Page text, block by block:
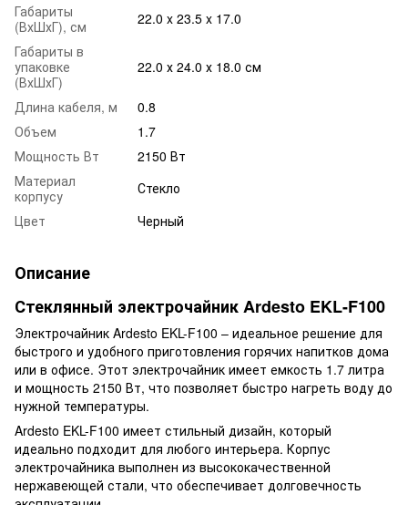
Габариты
(ВхШхГ), см
22.0 x 23.5 x 17.0
Габариты в
упаковке
(ВхШхГ)
22.0 х 24.0 х 18.0 см
Длина кабеля, м
0.8
Объем
1.7
Мощность Вт
2150 Вт
Материал
корпусу
Стекло
Цвет
Черный
Описание
Стеклянный электрочайник Ardesto EKL-F100
Электрочайник Ardesto EKL-F100 – идеальное решение для
быстрого и удобного приготовления горячих напитков дома
или в офисе. Этот электрочайник имеет емкость 1.7 литра
и мощность 2150 Вт, что позволяет быстро нагреть воду до
нужной температуры.
Ardesto EKL-F100 имеет стильный дизайн, который
идеально подходит для любого интерьера. Корпус
электрочайника выполнен из высококачественной
нержавеющей стали, что обеспечивает долговечность